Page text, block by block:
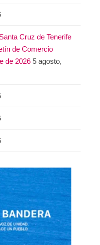
Cruz de Tenerife
de Comercio
de 2026 5 agosto,